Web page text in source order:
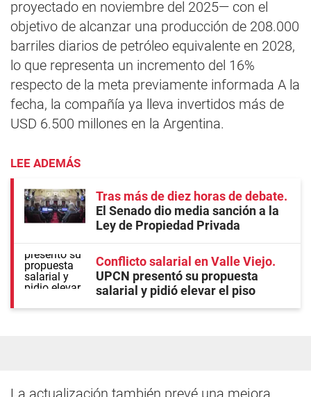
proyectado en noviembre del 2025— con el
objetivo de alcanzar una producción de 208.000
barriles diarios de petróleo equivalente en 2028,
lo que representa un incremento del 16%
respecto de la meta previamente informada A la
fecha, la compañía ya lleva invertidos más de
USD 6.500 millones en la Argentina.
LEE ADEMÁS
Tras más de diez horas de debate
El Senado dio media sanción a la
Ley de Propiedad Privada
Conflicto salarial en Valle Viejo
UPCN presentó su propuesta
salarial y pidió elevar el piso